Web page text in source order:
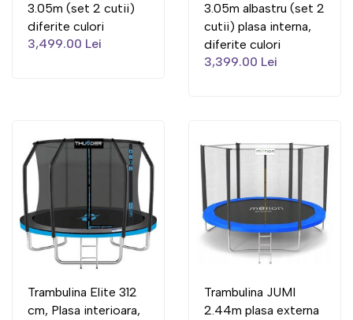
3.05m (set 2 cutii)
diferite culori
3,499.00 Lei
3.05m albastru (set 2
cutii) plasa interna,
diferite culori
3,399.00 Lei
Trambulina Elite 312
cm, Plasa interioara,
Trambulina JUMI
2.44m plasa externa